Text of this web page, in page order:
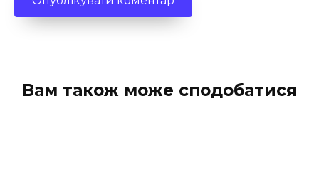
Вам також може сподобатися